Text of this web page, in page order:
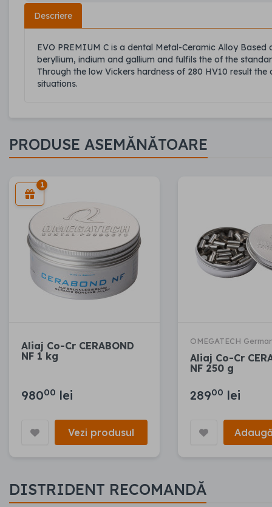
Descriere
EVO PREMIUM C is a dental Metal-Ceramic Alloy Based
beryllium, indium and gallium and fulfils the of the
Through the low Vickers hardness of 280 HV10 result
situations.
PRODUSE ASEMĂNĂTOARE
1
Aliaj Co-Cr CERABOND
NF 1 kg
98000 lei
Vezi produsul
OMEGATECH
Aliaj Co-Cr
NF 250 g
28900 lei
DISTRIDENT RECOMANDĂ